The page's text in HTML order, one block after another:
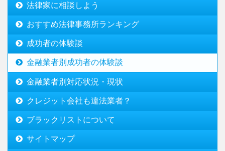
法律家に相談しよう
おすすめ法律事務所ランキング
成功者の体験談
金融業者別成功者の体験談
金融業者別対応状況・現状
クレジット会社も違法業者？
ブラックリストについて
サイトマップ